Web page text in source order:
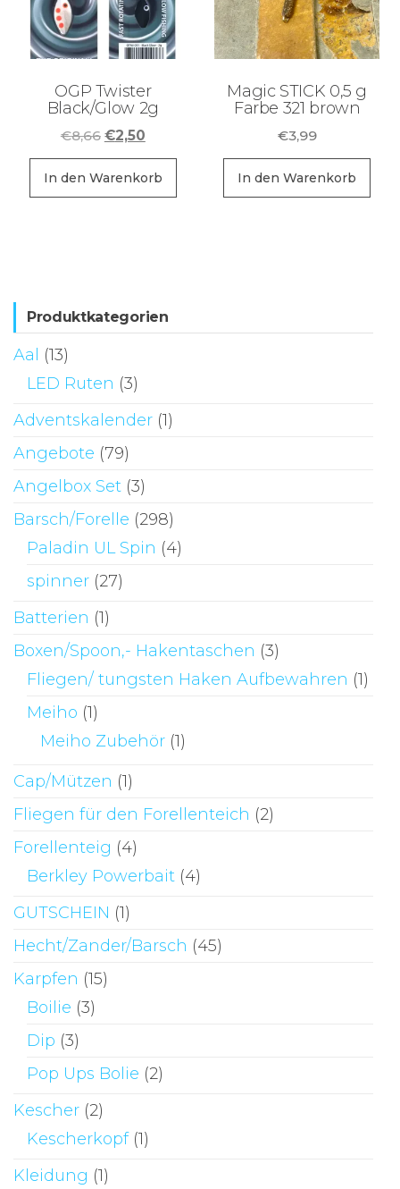
können
Produktseite
OGP Twister
Black/Glow 2g
€8,66 Ursprünglicher
Preis
war:
€8,66
€2,50Aktueller
Preis
ist:
€2,50.
In den Warenkorb
Magic STICK 0,5 g
Farbe 321 brown
€3,99
In den Warenkorb
Produktkategorien
Aal
(13)
LED Ruten (3)
Adventskalender (1)
Angebote (79)
Angelbox Set (3)
Barsch/Forelle (298)
Paladin UL Spin (4)
spinner (27)
Batterien (1)
Boxen/Spoon,- Hakentaschen (3)
Fliegen/ tungsten Haken Aufbewahren (1)
Meiho (1)
Meiho Zubehör (1)
Cap/Mützen (1)
Fliegen für den Forellenteich (2)
Forellenteig (4)
Berkley Powerbait (4)
GUTSCHEIN (1)
Hecht/Zander/Barsch (45)
Karpfen (15)
Boilie (3)
Dip (3)
Pop Ups Bolie (2)
Kescher (2)
Kescherkopf (1)
Kleidung (1)